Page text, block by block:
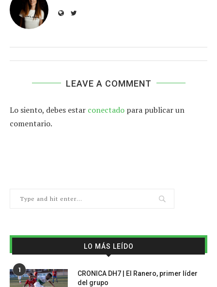
LEAVE A COMMENT
Lo siento, debes estar conectado para publicar un
comentario.
LO MÁS LEÍDO
1
CRONICA DH7 | El Ranero, primer líder
del grupo